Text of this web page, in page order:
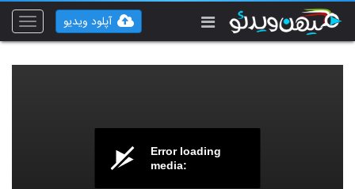
Toggle
آپلود ویدیو
Error loading
media: